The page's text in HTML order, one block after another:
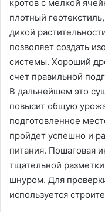
кротов с мелкой
плотный
дикой
позволяет создать
системы. Хороший
счет правильной
В дальнейшем это
повысит общую
подготовленное
пройдет успешно и
питания. Пошаговая
тщательной
шнуром. Для
используется